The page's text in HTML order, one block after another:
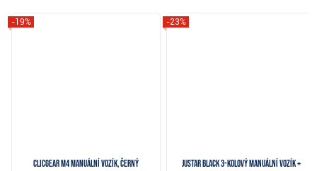
Clicgear M4 manuální vozík, černý
-19%
JuStar Black 3-kolový manuální vozík +
-23%